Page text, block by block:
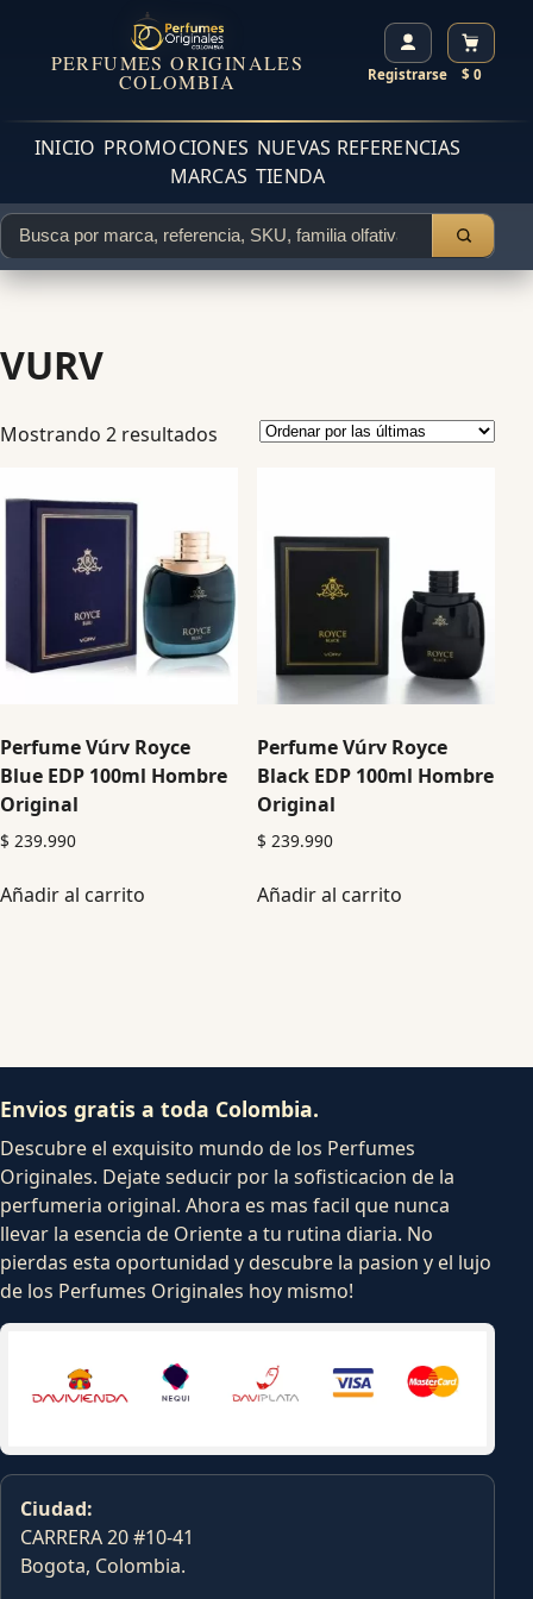
PERFUMES ORIGINALES
COLOMBIA Registrarse $ 0
INICIO PROMOCIONES NUEVAS REFERENCIAS
MARCAS TIENDA
VURV
Mostrando 2 resultados
Perfume Vúrv Royce
Blue EDP 100ml Hombre
Original
$ 239.990
Añadir al carrito
Perfume Vúrv Royce
Black EDP 100ml Hombre
Original
$ 239.990
Añadir al carrito
Envios gratis a toda Colombia.
Descubre el exquisito mundo de los Perfumes
Originales. Dejate seducir por la sofisticacion de la
perfumeria original. Ahora es mas facil que nunca
llevar la esencia de Oriente a tu rutina diaria. No
pierdas esta oportunidad y descubre la pasion y el lujo
de los Perfumes Originales hoy mismo!
Ciudad:
CARRERA 20 #10-41
Bogota, Colombia.